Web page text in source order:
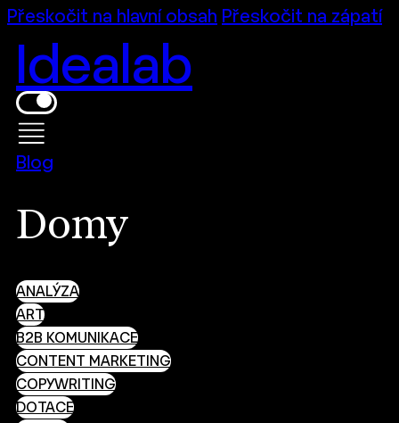
Přeskočit na hlavní obsah Přeskočit na zápatí
Idealab
Blog
Domy
ANALÝZA
ART
B2B KOMUNIKACE
CONTENT MARKETING
COPYWRITING
DOTACE